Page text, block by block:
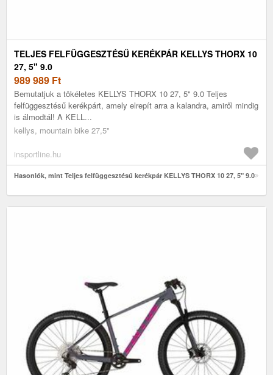
TELJES FELFÜGGESZTÉSŰ KERÉKPÁR KELLYS THORX 10
27, 5" 9.0
989 989 Ft
Bemutatjuk a tökéletes KELLYS THORX 10 27, 5" 9.0 Teljes
felfüggesztésű kerékpárt, amely elrepít arra a kalandra, amiről mindig
is álmodtál! A KELL...
kellys, mountain bike 27,5"
insportline.hu
Hasonlók, mint Teljes felfüggesztésű kerékpár KELLYS THORX 10 27, 5" 9.0